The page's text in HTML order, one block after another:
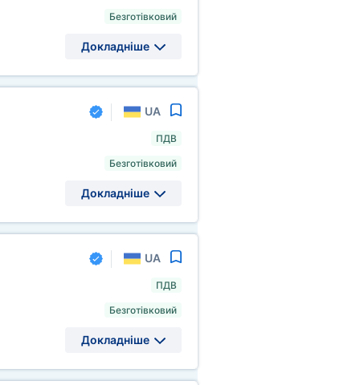
Безготівковий
Докладніше
UA
ПДВ
Безготівковий
Докладніше
UA
ПДВ
Безготівковий
Докладніше